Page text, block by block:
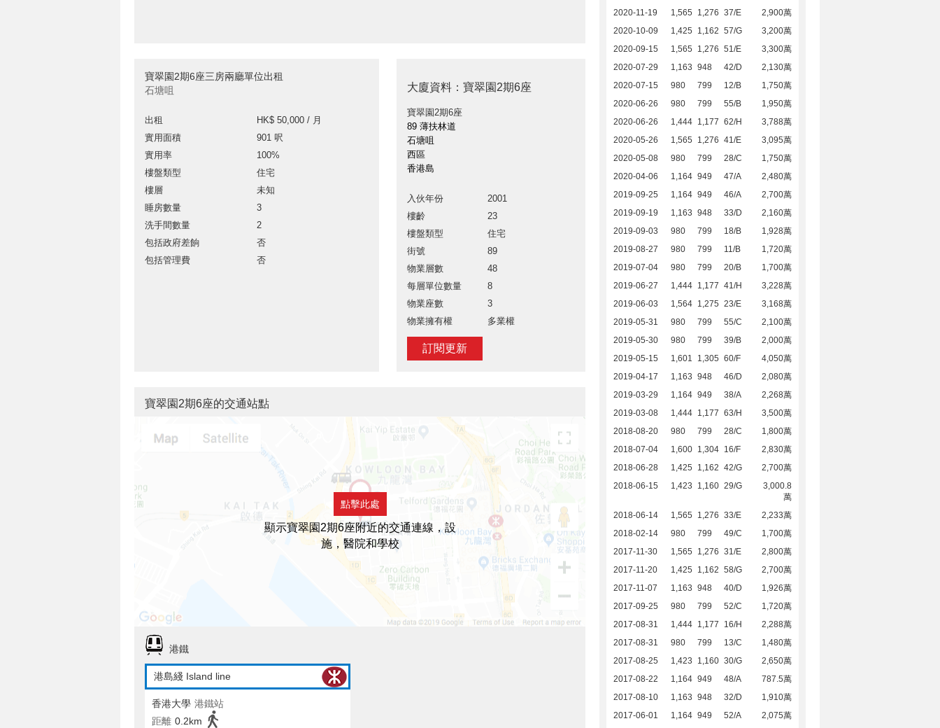
寶翠園2期6座三房兩廳單位出租
石塘咀
出租
HK$ 50,000 / 月
實用面積
901 呎
實用率
100%
樓盤類型
住宅
樓層
未知
睡房數量
3
洗手間數量
2
包括政府差餉
否
包括管理費
否
大廈資料：寶翠園2期6座
寶翠園2期6座
89 薄扶林道
石塘咀
西區
香港島
入伙年份
2001
樓齡
23
樓盤類型
住宅
街號
89
物業層數
48
每層單位數量
8
物業座數
3
物業擁有權
多業權
訂閱更新
2020-11-19
1,565 1,276 37/E
2,900萬
2020-10-09
1,425 1,162 57/G
3,200萬
2020-09-15
1,565 1,276 51/E
3,300萬
2020-07-29
1,163 948 42/D
2,130萬
2020-07-15
980 799 12/B
1,750萬
2020-06-26
980 799 55/B
1,950萬
2020-06-26
1,444 1,177 62/H
3,788萬
2020-05-26
1,565 1,276 41/E
3,095萬
2020-05-08
980 799 28/C
1,750萬
2020-04-06
1,164 949 47/A
2,480萬
2019-09-25
1,164 949 46/A
2,700萬
2019-09-19
1,163 948 33/D
2,160萬
2019-09-03
980 799 18/B
1,928萬
2019-08-27
980 799 11/B
1,720萬
2019-07-04
980 799 20/B
1,700萬
2019-06-27
1,444 1,177 41/H
3,228萬
2019-06-03
1,564 1,275 23/E
3,168萬
2019-05-31
980 799 55/C
2,100萬
2019-05-30
980 799 39/B
2,000萬
2019-05-15
1,601 1,305 60/F
4,050萬
2019-04-17
1,163 948 46/D
2,080萬
2019-03-29
1,164 949 38/A
2,268萬
2019-03-08
1,444 1,177 63/H
3,500萬
2018-08-20
980 799 28/C
1,800萬
2018-07-04
1,600 1,304 16/F
2,830萬
2018-06-28
1,425 1,162 42/G
2,700萬
2018-06-15
1,423 1,160 29/G
3,000.8
萬
2018-06-14
1,565 1,276 33/E
2,233萬
2018-02-14
980 799 49/C
1,700萬
2017-11-30
1,565 1,276 31/E
2,800萬
2017-11-20
1,425 1,162 58/G
2,700萬
2017-11-07
1,163 948 40/D
1,926萬
2017-09-25
980 799 52/C
1,720萬
2017-08-31
1,444 1,177 16/H
2,288萬
2017-08-31
980 799 13/C
1,480萬
2017-08-25
1,423 1,160 30/G
2,650萬
2017-08-22
1,164 949 48/A
787.5萬
2017-08-10
1,163 948 32/D
1,910萬
2017-06-01
1,164 949 52/A
2,075萬
寶翠園2期6座的交通站點
點擊此處
顯示寶翠園2期6座附近的交通連線，設
施，醫院和學校
港鐵
港島綫 Island line
香港大學 港鐵站
距離 0.2km